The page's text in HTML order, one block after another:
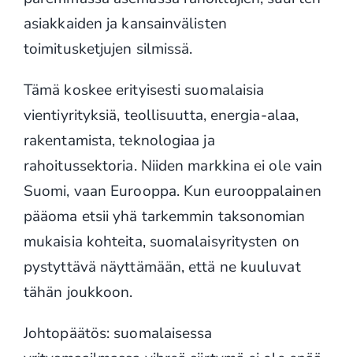
asiakkaiden ja kansainvälisten
toimitusketjujen silmissä.
Tämä koskee erityisesti suomalaisia
vientiyrityksiä, teollisuutta, energia-alaa,
rakentamista, teknologiaa ja
rahoitussektoria. Niiden markkina ei ole vain
Suomi, vaan Eurooppa. Kun eurooppalainen
pääoma etsii yhä tarkemmin taksonomian
mukaisia kohteita, suomalaisyritysten on
pystyttävä näyttämään, että ne kuuluvat
tähän joukkoon.
Johtopäätös: suomalaisessa